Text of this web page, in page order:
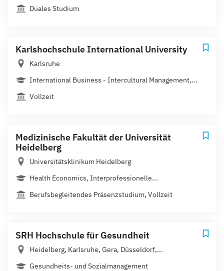
Duales Studium
Karlshochschule International University
Karlsruhe
International Business - Intercultural Management,...
Vollzeit
Medizinische Fakultät der Universität
Heidelberg
Universitätsklinikum Heidelberg
Health Economics, Interprofessionelle...
Berufsbegleitendes Präsenzstudium, Vollzeit
SRH Hochschule für Gesundheit
Heidelberg, Karlsruhe, Gera, Düsseldorf,...
Gesundheits- und Sozialmanagement